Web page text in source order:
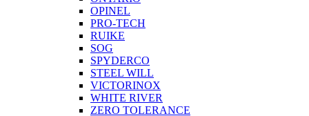
OPINEL
PRO-TECH
RUIKE
SOG
SPYDERCO
STEEL WILL
VICTORINOX
WHITE RIVER
ZERO TOLERANCE